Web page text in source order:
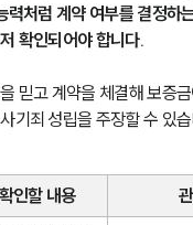
력처럼 계약 여부를 결정하
확인되어야 합니다.
믿고 계약을 체결해 보증
기죄 성립을 주장할 수 있습
확인할 내용